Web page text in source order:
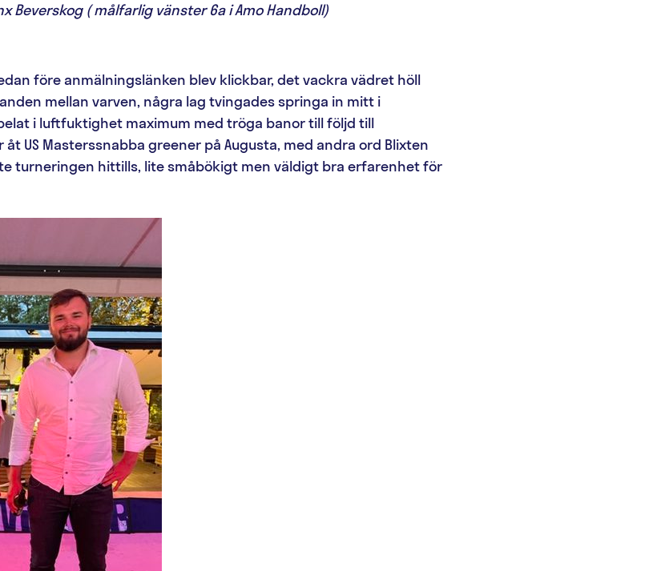
Beverskog ( målfarlig vänster 6a i Amo Handboll)
före anmälningslänken blev klickbar, det vackra vädret höll
mellan varven, några lag tvingades springa in mitt i
i luftfuktighet maximum med tröga banor till följd till
US Masterssnabba greener på Augusta, med andra ord Blixten
turneringen hittills, lite småbökigt men väldigt bra erfarenhet för